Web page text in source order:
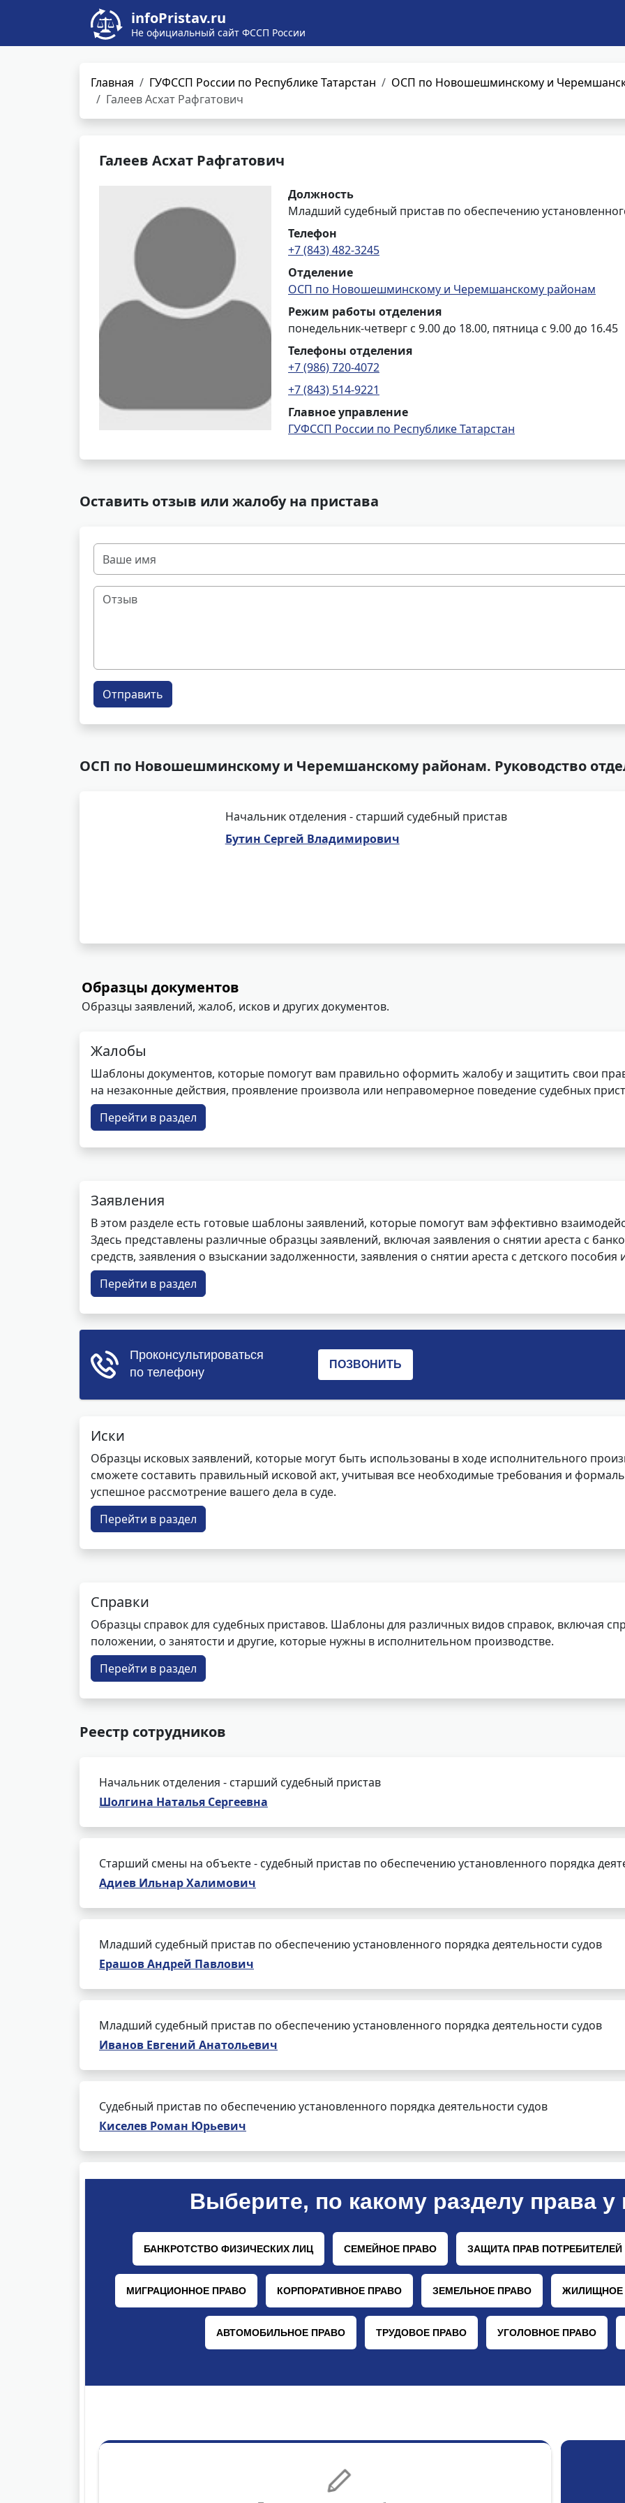
infoPristav.ru
Не официальный сайт ФССП России
Главная ГУФССП России по Республике Татарстан
ОСП по Новошешминскому и
Галеев Асхат Рафгатович
Галеев Асхат Рафгатович
Должность
Младший судебный пристав по обеспечению
Телефон
+7 (843) 482-3245
Отделение
ОСП по Новошешминскому и Черемшанскому районам
Режим работы отделения
понедельник-четверг с 9.00 до 18.00, пятница с 9.00 до 16.45
Телефоны отделения
+7 (986) 720-4072
+7 (843) 514-9221
Главное управление
ГУФССП России по Республике Татарстан
Оставить отзыв или жалобу на пристава
Отправить
ОСП по Новошешминскому и Черемшанскому районам. Руководство
Начальник отделения - старший судебный пристав
Бутин Сергей Владимирович
Образцы документов
Образцы заявлений, жалоб, исков и других документов.
Жалобы
Шаблоны документов, которые помогут вам правильно оформить жалобу и защитить свои
на незаконные действия, проявление произвола или неправомерное поведение судебных
Перейти в раздел
Заявления
В этом разделе есть готовые шаблоны заявлений, которые помогут вам эффективно
Здесь представлены различные образцы заявлений, включая заявления о снятии ареста с
средств, заявления о взыскании задолженности, заявления о снятии ареста с детского пособия
Перейти в раздел
Иски
Образцы исковых заявлений, которые могут быть использованы в ходе исполнительного
сможете составить правильный исковой акт, учитывая все необходимые требования и
успешное рассмотрение вашего дела в суде.
Перейти в раздел
Справки
Образцы справок для судебных приставов. Шаблоны для различных видов справок, включая
положении, о занятости и другие, которые нужны в исполнительном производстве.
Перейти в раздел
Реестр сотрудников
Начальник отделения - старший судебный пристав
Шолгина Наталья Сергеевна
Старший смены на объекте - судебный пристав по обеспечению установленного порядка
Адиев Ильнар Халимович
Младший судебный пристав по обеспечению установленного порядка деятельности судов
Ерашов Андрей Павлович
Младший судебный пристав по обеспечению установленного порядка деятельности судов
Иванов Евгений Анатольевич
Судебный пристав по обеспечению установленного порядка деятельности судов
Киселев Роман Юрьевич